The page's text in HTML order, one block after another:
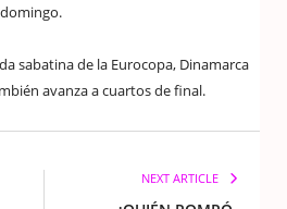
sabatina de la Eurocopa, Dinamarca
avanza a cuartos de final.
NEXT ARTICLE